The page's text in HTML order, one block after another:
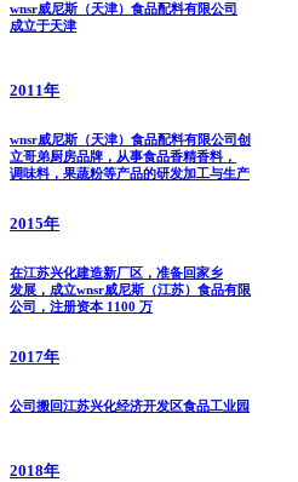
wnsr威尼斯（天津）食品配料有限公司
成立于天津
2011年
wnsr威尼斯（天津）食品配料有限公司创
立哥弟厨房品牌，从事食品香精香料，
调味料，果蔬粉等产品的研发加工与生产
2015年
在江苏兴化建造新厂区，准备回家乡
发展，成立wnsr威尼斯（江苏）食品有限
公司，注册资本 1100 万
2017年
公司搬回江苏兴化经济开发区食品工业园
2018年